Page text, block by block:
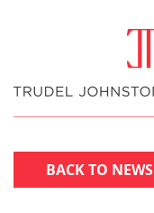
BACK TO NEWS